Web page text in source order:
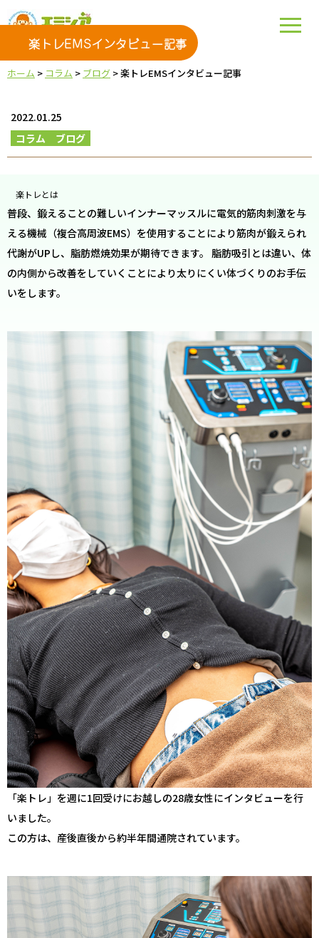
楽トレEMSインタビュー記事
ホーム > コラム > ブログ >楽トレEMSインタビュー記事
2022.01.25
コラム
ブログ
楽トレとは
普段、鍛えることの難しいインナーマッスルに電気的筋肉刺激を与
える機械（複合高周波EMS）を使用することにより筋肉が鍛えられ
代謝がUPし、脂肪燃焼効果が期待できます。 脂肪吸引とは違い、体
の内側から改善をしていくことにより太りにくい体づくりのお手伝
いをします。
「楽トレ」を週に1回受けにお越しの28歳女性にインタビューを行
いました。
この方は、産後直後から約半年間通院されています。